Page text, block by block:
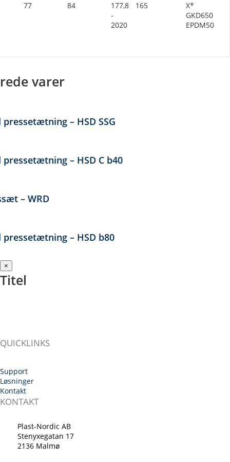
77
84
177,8
-
2020
165
X*
GKD650
EPDM50
varer
– HSD SSG
pressetætning – HSD C b40
– WRD
pressetætning – HSD b80
Close
product
quick
×
Titel
QUICKLINKS
Support
Løsninger
Kontakt
KONTAKT
Plast-Nordic AB
Stenyxegatan 17
2136 Malmø